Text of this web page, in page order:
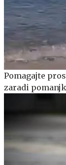
Pomagajte
zaradi